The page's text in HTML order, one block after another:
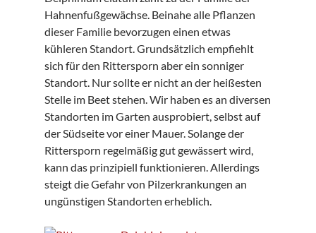
Hahnenfußgewächse. Beinahe alle Pflanzen
dieser Familie bevorzugen einen etwas
kühleren Standort. Grundsätzlich empfiehlt
sich für den Rittersporn aber ein sonniger
Standort. Nur sollte er nicht an der heißesten
Stelle im Beet stehen. Wir haben es an diversen
Standorten im Garten ausprobiert, selbst auf
der Südseite vor einer Mauer. Solange der
Rittersporn regelmäßig gut gewässert wird,
kann das prinzipiell funktionieren. Allerdings
steigt die Gefahr von Pilzerkrankungen an
ungünstigen Standorten erheblich.